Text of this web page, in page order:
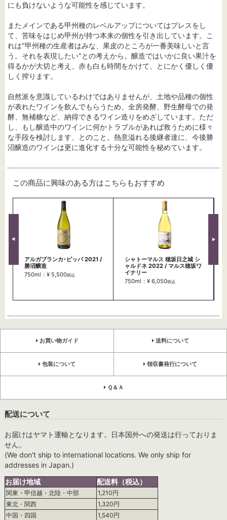
にも負けないような可能性を感じています。
またメインである甲州種のレベルアップについてはプレスをし
て、苦味をはじめ甲州が持つ本来の個性を引き出しています。こ
れは"甲州種の生産者はみな、果皮のところが一番美味しいと言
う。それを表現したい"との考えから。醸造ではいかに良い果汁を
得るかが大切と考え、赤も白も時間をかけて、とにかく優しく優
しく搾ります。
自然派を意識しているわけではありませんが、土地や品種の個性
が表れたワインを飲んでもらうため、全房発酵、野生酵母での発
酵、無補糖など、納得できるワイン造りをめざしています。ただ
し、もし醸造中のワインに何かトラブルがあれば救うために様々
な手段を検討します、とのこと。熱意溢れる後継者達に、今後勝
沼醸造のワインは更に進化する十分な可能性を秘めています。
この商品に興味のある方はこちらもおすすめ
アルガブランカ･ピッパ 2021 /
勝沼醸造
750ml：¥ 5,500税込
シャトーマルス 穂坂日之城 シ
ャルドネ 2022 / マルス穂坂ワ
イナリー
750ml：¥ 6,050税込
お買い物ガイド 送料について
包装について 領収書発行について
Ｑ＆Ａ
配送について
お届けはヤマト運輸となります。日本国外への発送は行っておりま
せん。
(We don't ship to international locations. We only ship for
addresses in Japan.)
お届け地域
配送料（税込）
関東・甲信越・北陸・中部
1,210円
東北・関西
1,320円
中国・四国
1,540円